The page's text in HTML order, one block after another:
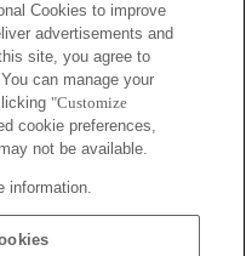
Cookies to improve
advertisements and
site, you agree to
can manage your
"Customize
cookie preferences,
not be available.
information.